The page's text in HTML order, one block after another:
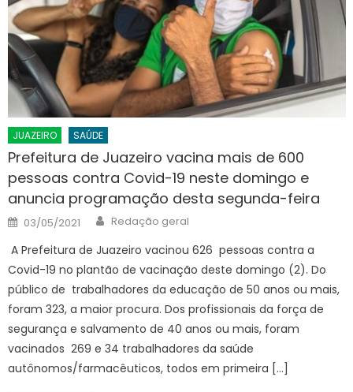
JUAZEIRO SAÚDE
Prefeitura de Juazeiro vacina mais de 600
pessoas contra Covid-19 neste domingo e
anuncia programação desta segunda-feira
Posted
on
03/05/2021 Author
Redação geral
A Prefeitura de Juazeiro vacinou 626 pessoas contra a
Covid-19 no plantão de vacinação deste domingo (2). Do
público de trabalhadores da educação de 50 anos ou mais,
foram 323, a maior procura. Dos profissionais da força de
segurança e salvamento de 40 anos ou mais, foram
vacinados 269 e 34 trabalhadores da saúde
autônomos/farmacêuticos, todos em primeira […]